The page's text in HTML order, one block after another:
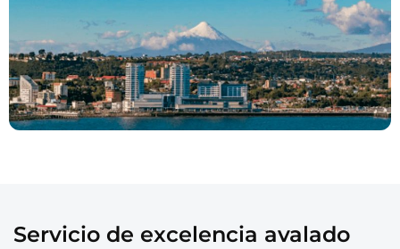
Servicio de excelencia avalado